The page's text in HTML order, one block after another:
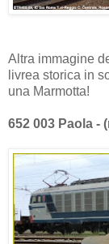
Altra immagine
livrea storica in
una Marmotta!
652 003 Paola -